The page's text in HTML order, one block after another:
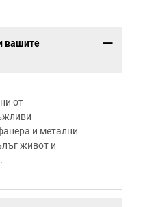
вашите
от
и метални
живот и